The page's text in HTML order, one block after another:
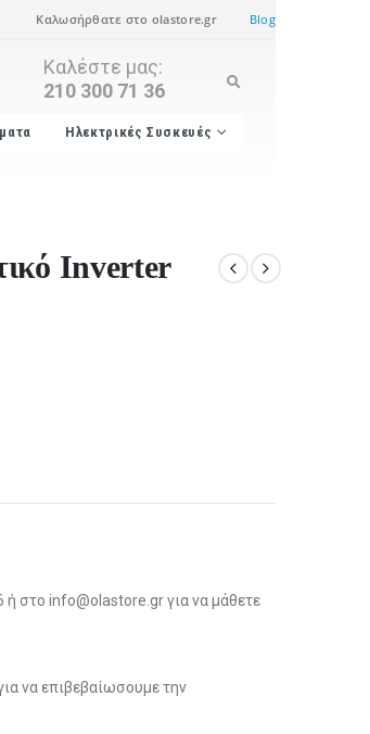
Καλωσήρθατε στο olastore.gr Blog
Καλέστε μας:
210 300 71 36
Ηλεκτρικές Συσκευές
Inverter
στο info@olastore.gr για να μάθετε
να επιβεβαίωσουμε την